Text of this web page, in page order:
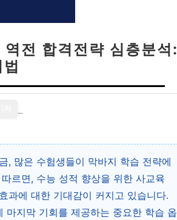
전 합격전략 심층분석:
, 많은 수험생들이 막바지 학습 전략에
르면, 수능 성적 향상을 위한 사교육
과에 대한 기대감이 커지고 있습니다.
마지막 기회를 제공하는 중요한 학습 옵